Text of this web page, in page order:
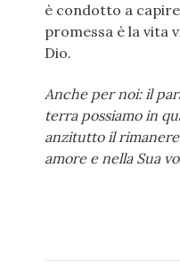
è condotto a
promessa è la vita
Dio.
Anche per noi: il
terra possiamo in
anzitutto il
amore e nella Sua